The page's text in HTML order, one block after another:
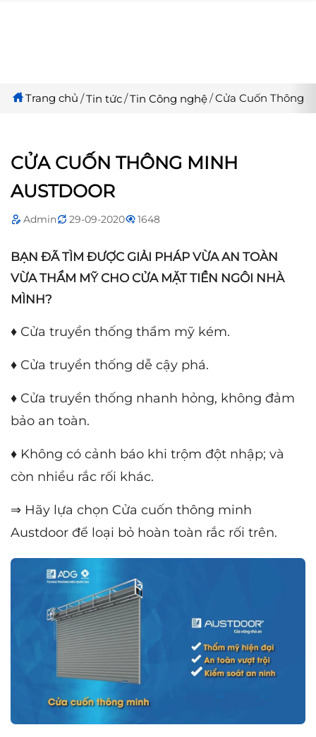
Trang chủ Tin tức Tin Công nghệ Cửa Cuốn Thông
CỬA CUỐN THÔNG MINH
AUSTDOOR
Admin 29-09-2020 1648
BẠN ĐÃ TÌM ĐƯỢC GIẢI PHÁP VỪA AN TOÀN
VỪA THẨM MỸ CHO CỬA MẶT TIỀN NGÔI NHÀ
MÌNH?
♦ Cửa truyền thống thẩm mỹ kém.
♦ Cửa truyền thống dễ cậy phá.
♦ Cửa truyền thống nhanh hỏng, không đảm
bảo an toàn.
♦ Không có cảnh báo khi trộm đột nhập; và
còn nhiều rắc rối khác.
⇒ Hãy lựa chọn Cửa cuốn thông minh
Austdoor để loại bỏ hoàn toàn rắc rối trên.